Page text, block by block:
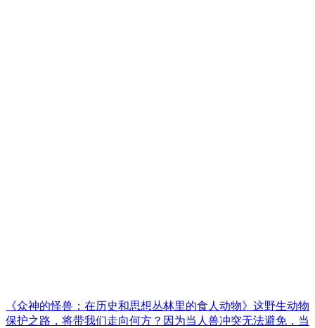
《众神的怪兽：在历史和思想丛林里的食人动物》这野生动物
保护之路，将带我们走向何方？因为当人兽冲突无法避免，当